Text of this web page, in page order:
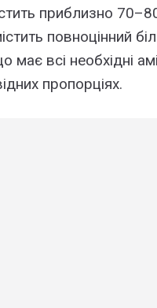
приблизно
повноцінний
має всі необхідні
пропорціях.